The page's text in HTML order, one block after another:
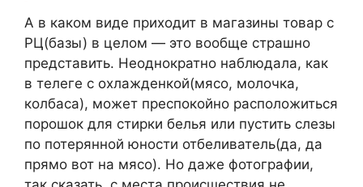
А в каком виде приходит в магазины товар с
РЦ(базы) в целом — это вообще страшно
представить. Неоднократно наблюдала, как
в телеге с охлажденкой(мясо, молочка,
колбаса), может преспокойно расположиться
порошок для стирки белья или пустить слезы
по потерянной юности отбеливатель(да, да
прямо вот на мясо). Но даже фотографии,